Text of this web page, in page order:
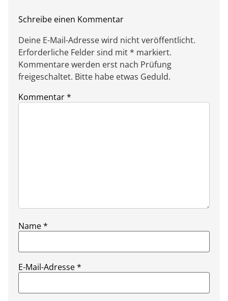
Schreibe einen Kommentar
Deine E-Mail-Adresse wird nicht veröffentlicht.
Erforderliche Felder sind mit * markiert.
Kommentare werden erst nach Prüfung
freigeschaltet. Bitte habe etwas Geduld.
Kommentar*
Name*
E-Mail-Adresse*